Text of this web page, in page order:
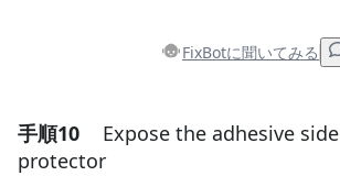
FixBotに聞いてみる
コメントを追加
手順10
Expose the adhesive
protector